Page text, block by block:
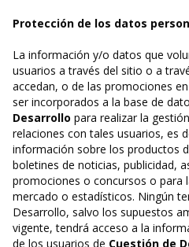
Protección de los datos
La información y/o datos que
usuarios a través del sitio o a
accedan, o de las promociones
ser incorporados a la base de
Desarrollo para realizar la
relaciones con tales usuarios, es
información sobre los productos
boletines de noticias, publicidad,
promociones o concursos o para
mercado o estadísticos. Ningún
Desarrollo, salvo los supuestos
vigente, tendrá acceso a la
de los usuarios de Cuestión de